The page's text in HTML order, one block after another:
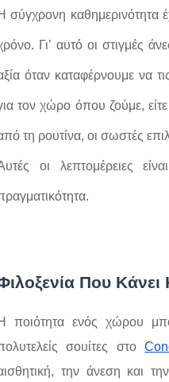
σύγχρονη καθημερινότητα
Γι’ αυτό οι στιγμές
όταν καταφέρνουμε να
τον χώρο όπου ζούμε, είτε
τη ρουτίνα, οι σωστές
οι λεπτομέρειες
Που
ποιότητα ενός χώρου
σουίτες στο
την άνεση και